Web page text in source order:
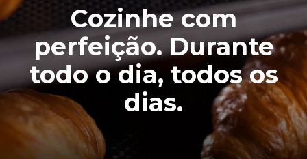
Cozinhe com
perfeição. Durante
todo o dia, todos os
dias.